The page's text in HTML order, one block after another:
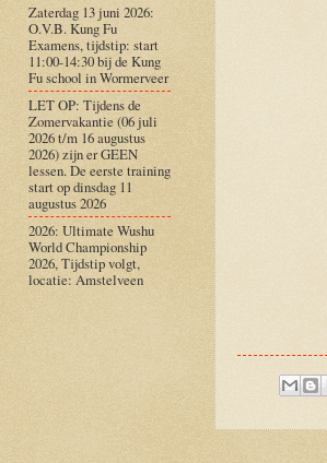
Zaterdag 13 juni 2026:
O.V.B. Kung Fu
Examens, tijdstip: start
11:00-14:30 bij de Kung
Fu school in Wormerveer
LET OP: Tijdens de
Zomervakantie (06 juli
2026 t/m 16 augustus
2026) zijn er GEEN
lessen. De eerste training
start op dinsdag 11
augustus 2026
2026: Ultimate Wushu
World Championship
2026, Tijdstip volgt,
locatie: Amstelveen